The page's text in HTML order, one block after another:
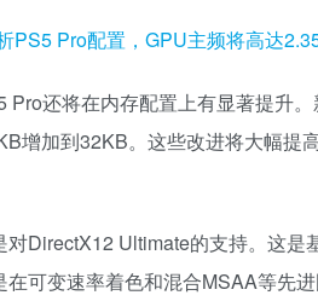
Pro还将在内存配置上有显著提升
增加到32KB。这些改进将大幅提
DirectX12 Ultimate的支持。这
可变速率着色和混合MSAA等先